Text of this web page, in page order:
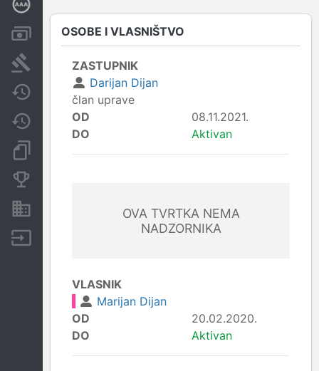
Računi i blokade
Sudske objave
Javne nabavke
Promjene
Nekretnine i imovina
OSOBE I VLASNIŠTVO
ZASTUPNIK
Darijan Dijan
član uprave
OD
08.11.2021.
DO
Aktivan
OVA TVRTKA NEMA
NADZORNIKA
VLASNIK
Marijan Dijan
OD
20.02.2020.
DO
Aktivan